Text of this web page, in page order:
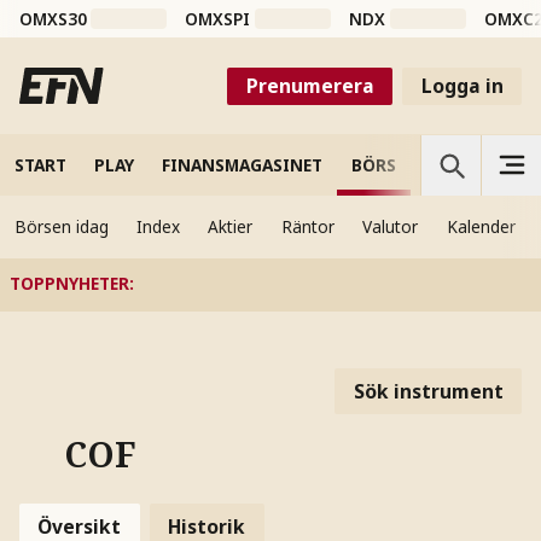
OMXS30 OMXSPI NDX
Prenumerera Logga in
START PLAY FINANSMAGASINET BÖRS VETENSKAP
Börsen idag Index Aktier Räntor Valutor Kalender
TOPPNYHETER:
Sök instrument
COF
Översikt Historik